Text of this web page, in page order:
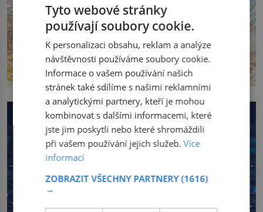
Tyto webové stránky
používají soubory cookie.
K personalizaci obsahu, reklam a analýze
návštěvnosti používáme soubory cookie.
Informace o vašem používání našich
stránek také sdílíme s našimi reklamními
a analytickými partnery, kteří je mohou
kombinovat s dalšími informacemi, které
jste jim poskytli nebo které shromáždili
při vašem používání jejich služeb.Více
informací
ZOBRAZIT VŠECHNY PARTNERY(1616)
→